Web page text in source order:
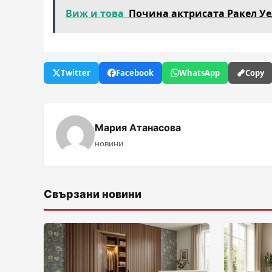
Виж и това Почина актрисата Ракел
Twitter Facebook WhatsApp Copy
Мария Атанасова
новини
Свързани новини